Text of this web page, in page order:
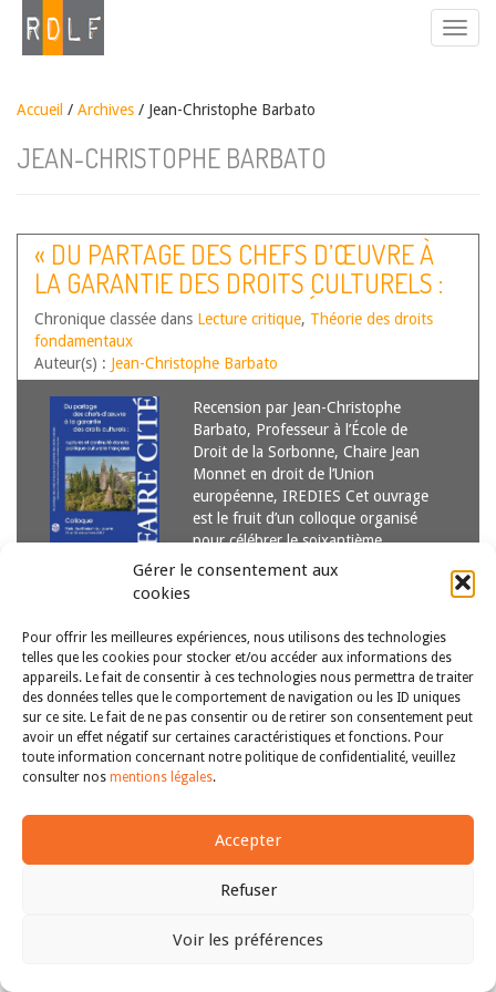
Gérer le consentement aux
cookies
Pour offrir les meilleures expériences, nous utilisons des technologies
telles que les cookies pour stocker et/ou accéder aux informations des
appareils. Le fait de consentir à ces technologies nous permettra de traiter
des données telles que le comportement de navigation ou les ID uniques
sur ce site. Le fait de ne pas consentir ou de retirer son consentement peut
avoir un effet négatif sur certaines caractéristiques et fonctions. Pour
toute information concernant notre politique de confidentialité, veuillez
consulter nos mentions légales.
Accepter
Refuser
Voir les préférences
Accueil / Archives / Jean-Christophe Barbato
JEAN-CHRISTOPHE BARBATO
« DU PARTAGE DES CHEFS D’ŒUVRE À
LA GARANTIE DES DROITS CULTURELS :
RUPTURES ET CONTINUITÉ DANS LA
POLITIQUE CULTURELLE FRANÇAISE »,
ÉDITIONS LA PASSE DU VENT.
COLLECTION FAIRE CITÉ, BULGARIE,
2020, 387P.
Chronique classée dans Lecture critique, Théorie des droits
fondamentaux
Auteur(s) : Jean-Christophe Barbato
Recension par Jean-Christophe
Barbato, Professeur à l’École de
Droit de la Sorbonne, Chaire Jean
Monnet en droit de l’Union
européenne, IREDIES Cet ouvrage
est le fruit d’un colloque organisé
pour célébrer le soixantième
anniversaire de la création du
Copyright © 2011-2026Revue des droits et libertés fondamentaux
| Tous droits réservés |mentions légales